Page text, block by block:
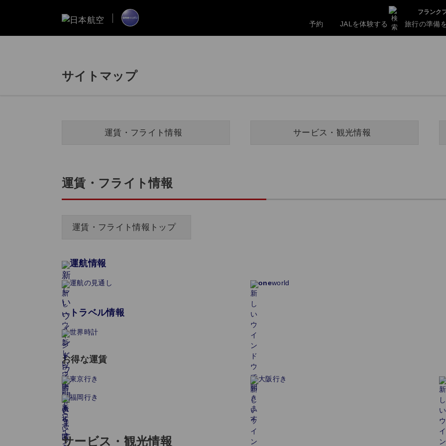
フランク
予約 JALを体験する 旅行の準備
サイトマップ
運賃・フライト情報 サービス・観光情報
運賃・フライト情報
運賃・フライト情報トップ
運航情報
運航の見通し oneworld
トラベル情報
世界時計
お得な運賃
東京行き 大阪行き
福岡行き
サービス・観光情報